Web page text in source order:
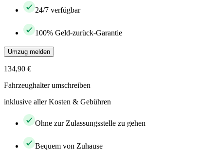
24/7 verfügbar
100% Geld-zurück-Garantie
Umzug melden
134,90 €
Fahrzeughalter umschreiben
inklusive aller Kosten & Gebühren
Ohne zur Zulassungsstelle zu gehen
Bequem von Zuhause